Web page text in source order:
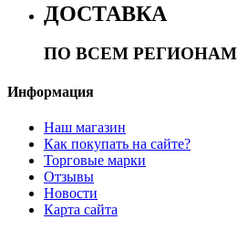
ДОСТАВКА
ПО ВСЕМ РЕГИОНАМ
Информация
Наш магазин
Как покупать на сайте?
Торговые марки
Отзывы
Новости
Карта сайта